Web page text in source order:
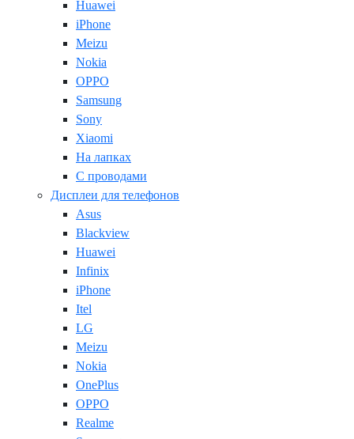
Huawei
iPhone
Meizu
Nokia
OPPO
Samsung
Sony
Xiaomi
На лапках
С проводами
Дисплеи для телефонов
Asus
Blackview
Huawei
Infinix
iPhone
Itel
LG
Meizu
Nokia
OnePlus
OPPO
Realme